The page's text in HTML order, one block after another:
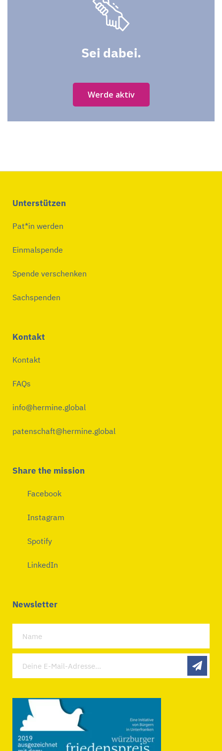
Sei dabei.
Werde aktiv
Unterstützen
Pat*in werden
Einmalspende
Spende verschenken
Sachspenden
Kontakt
Kontakt
FAQs
info@hermine.global
patenschaft@hermine.global
Share the mission
Facebook
Instagram
Spotify
LinkedIn
Newsletter